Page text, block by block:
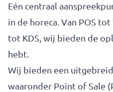
Eén centraal
in de horeca. Van POS
tot KDS, wij bieden de
hebt.
Wij bieden een uitgebreid
waaronder Point of Sale